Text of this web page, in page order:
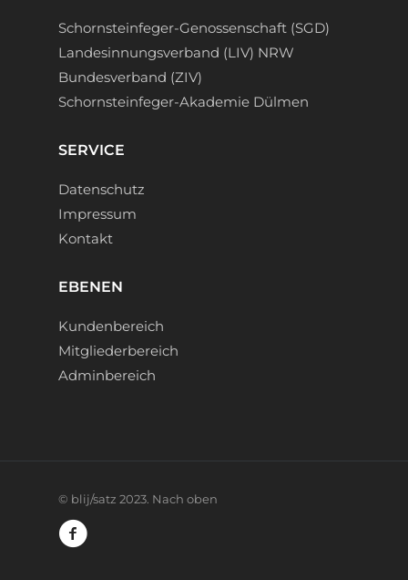
Schornsteinfeger-Genossenschaft (SGD)
Landesinnungsverband (LIV) NRW
Bundesverband (ZIV)
Schornsteinfeger-Akademie Dülmen
SERVICE
Datenschutz
Impressum
Kontakt
EBENEN
Kundenbereich
Mitgliederbereich
Adminbereich
© blij/satz 2023. Nach oben